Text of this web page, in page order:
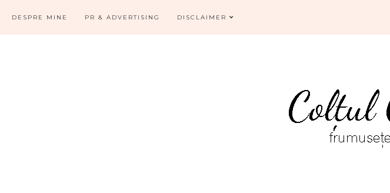
DESPRE MINE PR & ADVERTISING DISCLAIMER